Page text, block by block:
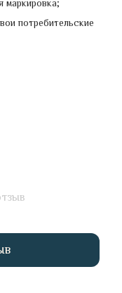
маркировка;
потребительские